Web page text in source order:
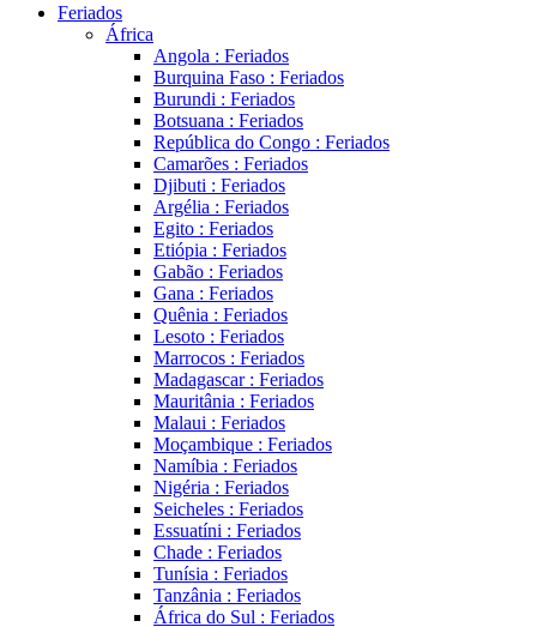
Feriados
África
Angola : Feriados
Burquina Faso : Feriados
Burundi : Feriados
Botsuana : Feriados
República do Congo : Feriados
Camarões : Feriados
Djibuti : Feriados
Argélia : Feriados
Egito : Feriados
Etiópia : Feriados
Gabão : Feriados
Gana : Feriados
Quênia : Feriados
Lesoto : Feriados
Marrocos : Feriados
Madagascar : Feriados
Mauritânia : Feriados
Malaui : Feriados
Moçambique : Feriados
Namíbia : Feriados
Nigéria : Feriados
Seicheles : Feriados
Essuatíni : Feriados
Chade : Feriados
Tunísia : Feriados
Tanzânia : Feriados
África do Sul : Feriados